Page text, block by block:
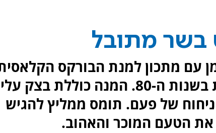
בשר מתובל
עם מתכון למנת הבורקס
שהייתה כוכבת שולחנות החתונות בשנות ה-80. המנה כוללת בצק
של פעם. תומס ממליץ להגיש
את הטעם המוכר והאהוב.